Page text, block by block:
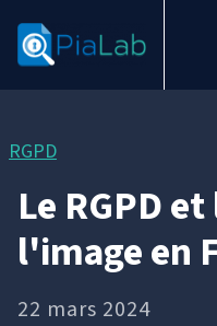
RGPD
Le RGPD
l'image en
22 mars 2024